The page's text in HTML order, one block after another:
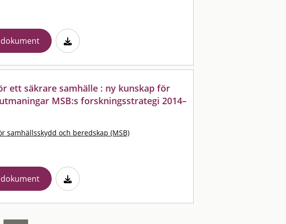
ett säkrare samhälle : ny kunskap för
MSB:s forskningsstrategi 2014–
samhällsskydd och beredskap (MSB)